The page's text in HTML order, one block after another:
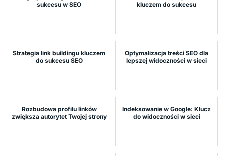
sukcesu w SEO
kluczem do sukcesu
Strategia link buildingu kluczem
do sukcesu SEO
Optymalizacja treści SEO dla
lepszej widoczności w sieci
Rozbudowa profilu linków
zwiększa autorytet Twojej strony
Indeksowanie w Google: Klucz
do widoczności w sieci